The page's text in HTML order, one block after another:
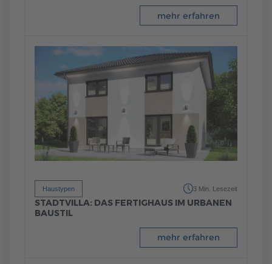
mehr erfahren
Haustypen 3 Min. Lesezeit
STADTVILLA: DAS FERTIGHAUS IM URBANEN
BAUSTIL
mehr erfahren